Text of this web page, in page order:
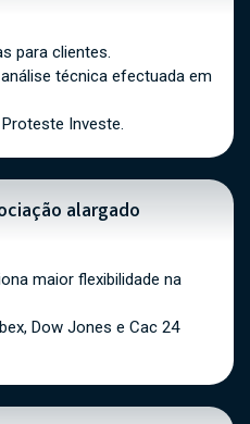
para clientes.
técnica efectuada em
Investe.
alargado
maior flexibilidade na
Dow Jones e Cac 24